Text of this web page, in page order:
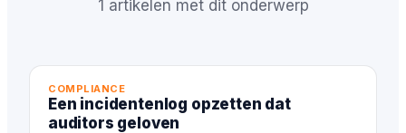
1 artikelen met dit onderwerp
COMPLIANCE
Een incidentenlog opzetten dat
auditors geloven